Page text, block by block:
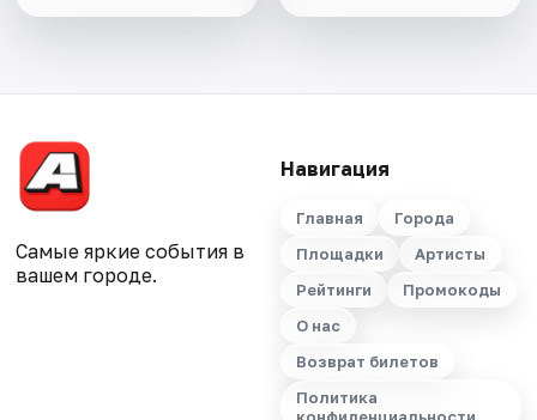
Самые яркие события в
вашем городе.
Навигация
Главная
Города
Площадки
Артисты
Рейтинги
Промокоды
О нас
Возврат билетов
Политика